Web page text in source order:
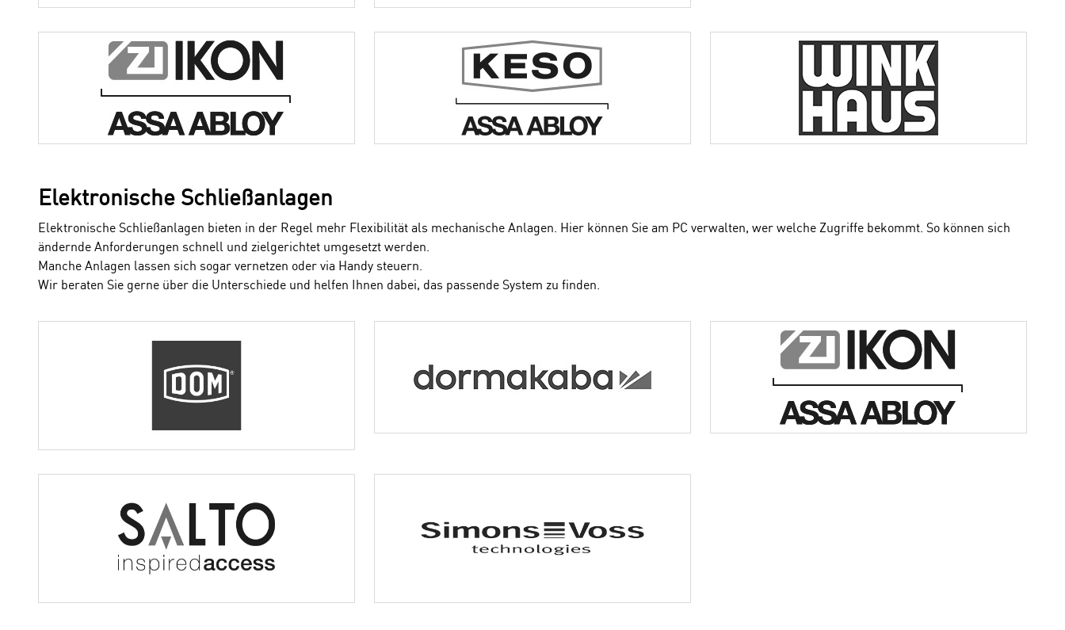
Elektronische Schließanlagen
Elektronische Schließanlagen bieten in der Regel mehr Flexibilität als mechanische Anlagen. Hier können Sie am PC verwalten, wer welche Zugriffe bekommt. So können sich
ändernde Anforderungen schnell und zielgerichtet umgesetzt werden.
Manche Anlagen lassen sich sogar vernetzen oder via Handy steuern.
Wir beraten Sie gerne über die Unterschiede und helfen Ihnen dabei, das passende System zu finden.